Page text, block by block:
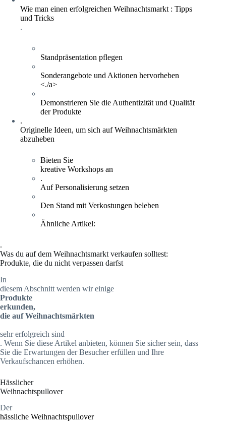
Wie man einen erfolgreichen Weihnachtsmarkt : Tipps
und Tricks
.
Standpräsentation pflegen
Sonderangebote und Aktionen hervorheben
<./a>
Demonstrieren Sie die Authentizität und Qualität
der Produkte
.
Originelle Ideen, um sich auf Weihnachtsmärkten
abzuheben
Bieten Sie
kreative Workshops an
.
Auf Personalisierung setzen
Den Stand mit Verkostungen beleben
Ähnliche Artikel:
.
Was du auf dem Weihnachtsmarkt verkaufen solltest:
Produkte, die du nicht verpassen darfst
In
diesem Abschnitt werden wir einige
Produkte
erkunden,
die auf Weihnachtsmärkten
sehr erfolgreich sind
. Wenn Sie diese Artikel anbieten, können Sie sicher sein, dass
Sie die Erwartungen der Besucher erfüllen und Ihre
Verkaufschancen erhöhen.
Hässlicher
Weihnachtspullover
Der
hässliche Weihnachtspullover